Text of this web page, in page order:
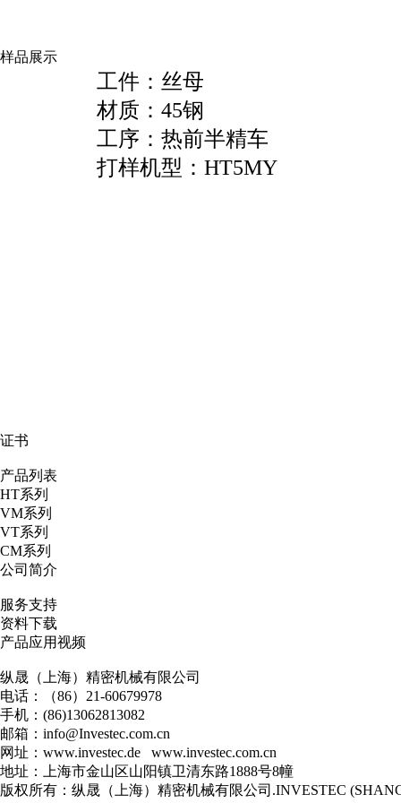
样品展示
工件：丝母
材质：45
工序：热前半精车 工序
打样机型：
证书
产品列表
HT系列
VM系列
VT系列
CM系列
公司简介
服务支持
资料下载
产品应用视频
纵晟（上海）精密机械有限公司
电话：（86）21-60679978
手机：(86)13062813082
邮箱： info@Investec.com.cn
网址：www.investec.de www.investec.com.cn
地址：上海市金山区山阳镇卫清东路1888号8幢
版权所有：纵晟（上海）精密机械有限公司.INVESTEC